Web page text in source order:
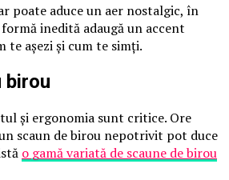
poate aduce un aer nostalgic, în
inedită adaugă un accent
te așezi și cum te simți.
birou
și ergonomia sunt critice. Ore
scaun de birou nepotrivit pot duce
o gamă variată de scaune de birou